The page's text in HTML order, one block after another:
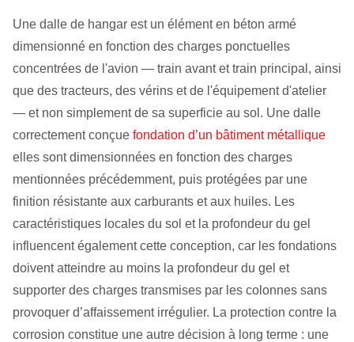
Une dalle de hangar est un élément en béton armé
dimensionné en fonction des charges ponctuelles
concentrées de l'avion — train avant et train principal, ainsi
que des tracteurs, des vérins et de l'équipement d'atelier
— et non simplement de sa superficie au sol. Une dalle
correctement conçue fondation d’un bâtiment métallique
elles sont dimensionnées en fonction des charges
mentionnées précédemment, puis protégées par une
finition résistante aux carburants et aux huiles. Les
caractéristiques locales du sol et la profondeur du gel
influencent également cette conception, car les fondations
doivent atteindre au moins la profondeur du gel et
supporter des charges transmises par les colonnes sans
provoquer d’affaissement irrégulier. La protection contre la
corrosion constitue une autre décision à long terme : une